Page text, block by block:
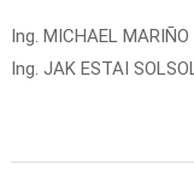
Ing. MICHAEL
Ing. JAK ESTAI